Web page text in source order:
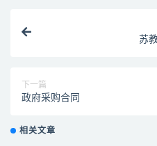
苏
下一篇
政府采购合同
相关文章